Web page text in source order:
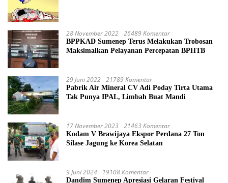
28 November 2022 26489 Komentar
BPPKAD Sumenep Terus Melakukan Trobosan
Maksimalkan Pelayanan Percepatan BPHTB
29 Juni 2022 21789 Komentar
Pabrik Air Mineral CV Adi Poday Tirta Utama
Tak Punya IPAL, Limbah Buat Mandi
17 November 2023 21463 Komentar
Kodam V Brawijaya Ekspor Perdana 27 Ton
Silase Jagung ke Korea Selatan
9 Juni 2024 19108 Komentar
Dandim Sumenep Apresiasi Gelaran Festival